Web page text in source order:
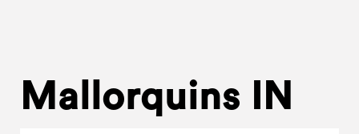
Mallorquins IN